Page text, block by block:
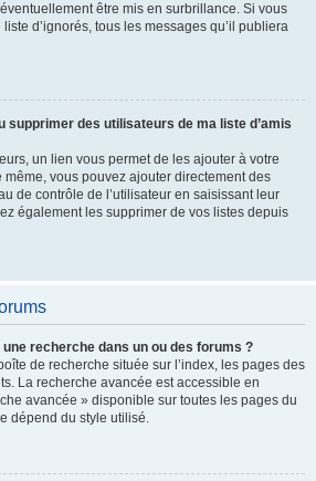
être mis en surbrillance. Si vous
d’ignorés, tous les messages qu’il publiera
supprimer des utilisateurs de ma liste d’amis
un lien vous permet de les ajouter à votre
même, vous pouvez ajouter directement des
de contrôle de l’utilisateur en saisissant leur
également les supprimer de vos listes depuis
recherche dans un ou des forums ?
de recherche située sur l’index, les pages des
La recherche avancée est accessible en
avancée » disponible sur toutes les pages du
dépend du style utilisé.